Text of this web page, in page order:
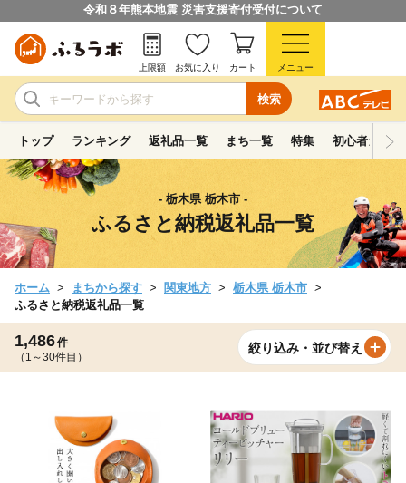
令和８年熊本地震 災害支援寄付受付について
検索
上限額 お気に入り カート メニュー
トップ ランキング 返礼品一覧 まち一覧 特集 初心者ガイド
- 栃木県 栃木市 -
ふるさと納税返礼品一覧
ホーム まちから探す 関東地方
栃木県 栃木市
ふるさと納税返礼品一覧
1,486件
（1～30件目）
絞り込み・並び替え